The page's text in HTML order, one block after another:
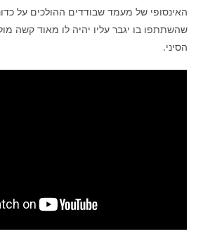
האינסופי של מעמד שבודדים ההולכים על
שהשתתפו בו יגבר עליו יהיה לו מאוד קשה
הסיני.